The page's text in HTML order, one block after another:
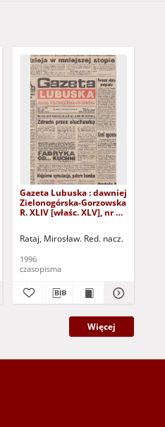
Gazeta Lubuska : dawniej
Zielonogórska-Gorzowska
R. XLIV [właśc. XLV], nr 52
Rataj, Mirosław. Red. nacz.
1996
czasopisma
Więcej